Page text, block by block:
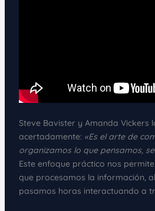
Steve Bavister y Amanda Vickers
acertadamente: «Es el arte de
organizamos lo que pensamos,
Este enfoque práctico nos
que procesamos la información,
pasamos horas interactuando a